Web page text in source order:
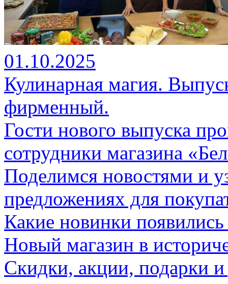
01.10.2025
Кулинарная магия.
фирменный.
Гости нового выпуска
сотрудники магазина
Поделимся новостями и
предложениях для
Какие новинки появились
Новый магазин в
Скидки, акции, подарки и